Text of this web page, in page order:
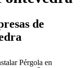
de
Pérgola en